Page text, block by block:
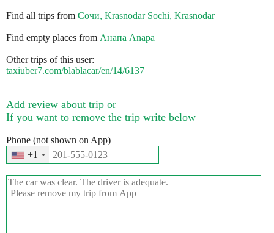
Find all trips from Сочи, Krasnodar Sochi, Krasnodar
Find empty places from Анапа Anapa
Other trips of this user:
taxiuber7.com/blablacar/en/14/6137
Add review about trip or
If you want to remove the trip write below
Phone (not shown on App)
+1